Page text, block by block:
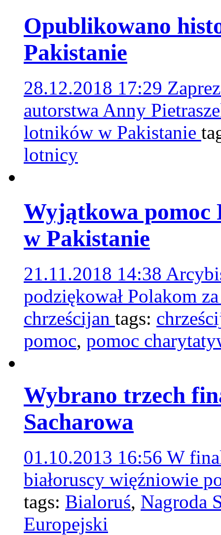
Opublikowano
Pakistanie
28.12.2018 17:29
autorstwa Anny
lotników w Pakistanie
lotnicy
Wyjątkowa pomoc
w Pakistanie
21.11.2018 14:38
podziękował Polakom
chrześcijan tags:
pomoc, pomoc
Wybrano trzech
Sacharowa
01.10.2013 16:56 W
białoruscy więźniowie
tags: Bialoruś, Nagroda
Europejski